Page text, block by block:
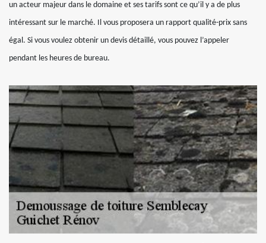
un acteur majeur dans le domaine et ses tarifs sont ce qu’il y a de plus
intéressant sur le marché. Il vous proposera un rapport qualité-prix sans
égal. Si vous voulez obtenir un devis détaillé, vous pouvez l’appeler
pendant les heures de bureau.